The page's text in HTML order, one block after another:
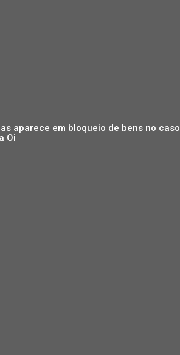
aparece em bloqueio de bens no caso
Oi